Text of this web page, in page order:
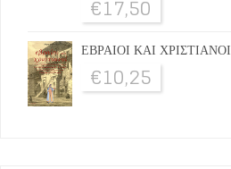
€17,50
ΕΒΡΑΙΟΙ ΚΑΙ ΧΡΙΣΤΙΑΝΟΙ
€10,25